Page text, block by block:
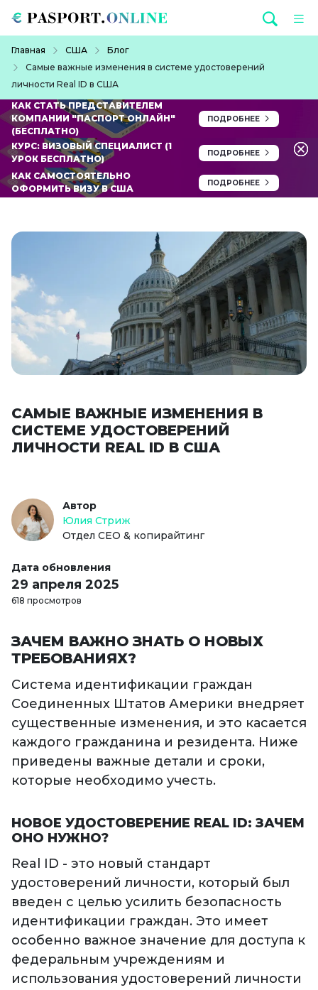
Главная США
Блог
Самые важные изменения в системе удостоверений
личности Real ID в США
КАК СТАТЬ ПРЕДСТАВИТЕЛЕМ
КОМПАНИИ "ПАСПОРТ ОНЛАЙН"
(БЕСПЛАТНО)
ПОДРОБНЕЕ
КУРС: ВИЗОВЫЙ СПЕЦИАЛИСТ (1
УРОК БЕСПЛАТНО)
ПОДРОБНЕЕ
КАК САМОСТОЯТЕЛЬНО
ОФОРМИТЬ ВИЗУ В США
ПОДРОБНЕЕ
САМЫЕ ВАЖНЫЕ ИЗМЕНЕНИЯ В
СИСТЕМЕ УДОСТОВЕРЕНИЙ
ЛИЧНОСТИ REAL ID В США
Автор
Юлия Стриж
Отдел СЕО & копирайтинг
Дата обновления
29 апреля 2025
618 просмотров
ЗАЧЕМ ВАЖНО ЗНАТЬ О НОВЫХ
ТРЕБОВАНИЯХ?
Система идентификации граждан
Соединенных Штатов Америки внедряет
существенные изменения, и это касается
каждого гражданина и резидента. Ниже
приведены важные детали и сроки,
которые необходимо учесть.
НОВОЕ УДОСТОВЕРЕНИЕ REAL ID: ЗАЧЕМ
ОНО НУЖНО?
Real ID - это новый стандарт
удостоверений личности, который был
введен с целью усилить безопасность
идентификации граждан. Это имеет
особенно важное значение для доступа к
федеральным учреждениям и
использования удостоверений личности